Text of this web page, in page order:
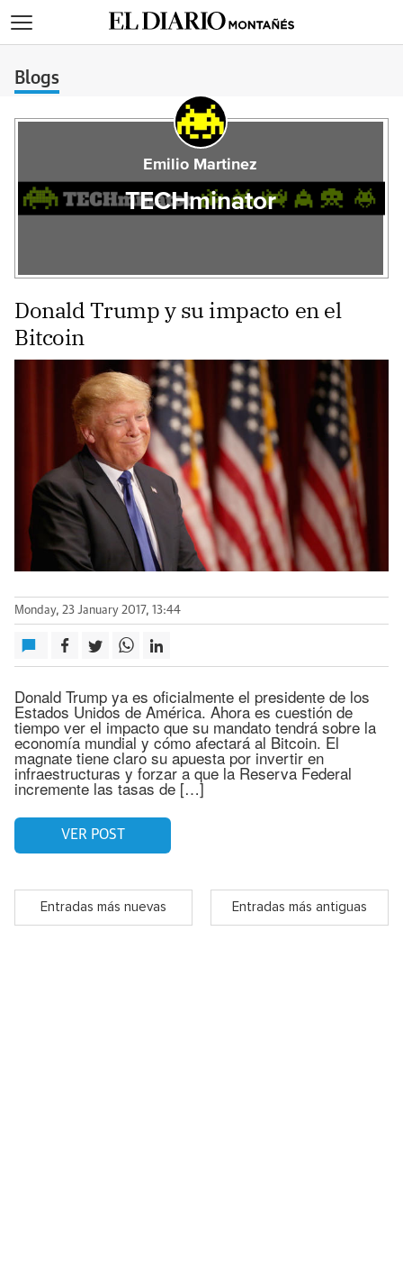
Blogs
Emilio Martinez
TECHminator
Donald Trump y su impacto en el
Bitcoin
Monday, 23 January 2017, 13:44
Donald Trump ya es oficialmente el presidente de los
Estados Unidos de América. Ahora es cuestión de
tiempo ver el impacto que su mandato tendrá sobre la
economía mundial y cómo afectará al Bitcoin. El
magnate tiene claro su apuesta por invertir en
infraestructuras y forzar a que la Reserva Federal
incremente las tasas de […]
VER POST
Entradas más nuevas Entradas más antiguas